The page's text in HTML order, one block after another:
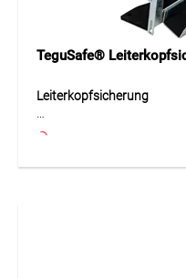
Motorenteile, Bauteile,
Reinigungsarbeiten in
TeguSafe®
Leiterkopfsicherung
Die Leiterkopfsicherung
stabilen Fixierung von
ist universell einsetzbar
allen handelsüblichen
unterstützt einen